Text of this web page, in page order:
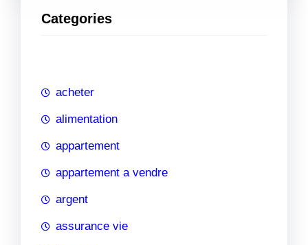
h
Categories
acheter
alimentation
appartement
appartement a vendre
argent
assurance vie